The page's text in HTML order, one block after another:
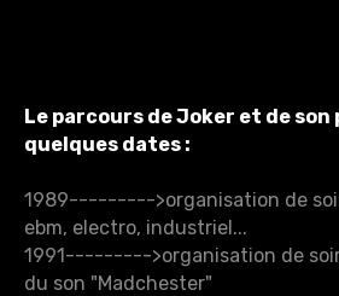
Le parcours de Joker et de
quelques dates :
1989--------->organisation de
ebm, electro, industriel...
1991--------->organisation de
du son "Madchester"